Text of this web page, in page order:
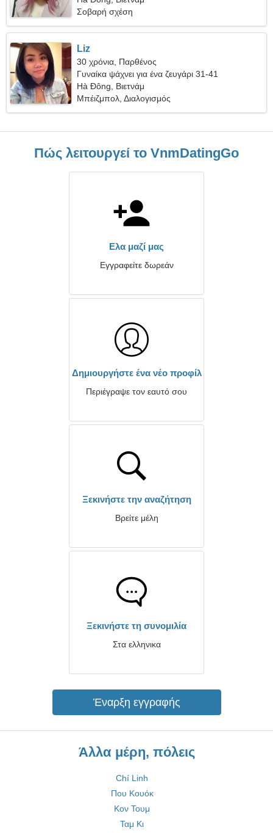
Σοβαρή σχέση
Liz
30 χρόνια, Παρθένος
Γυναίκα ψάχνει για ένα ζευγάρι 31-41
Hà Đông, Βιετνάμ
Μπέιζμπολ, Διαλογισμός
Πώς λειτουργεί το VnmDatingGo
Ελα μαζί μας
Εγγραφείτε δωρεάν
Δημιουργήστε ένα νέο προφίλ
Περιέγραψε τον εαυτό σου
Ξεκινήστε την αναζήτηση
Βρείτε μέλη
Ξεκινήστε τη συνομιλία
Στα ελληνικα
Έναρξη εγγραφής
Άλλα μέρη, πόλεις
Chí Linh
Που Κουόκ
Κον Τουμ
Ταμ Κι